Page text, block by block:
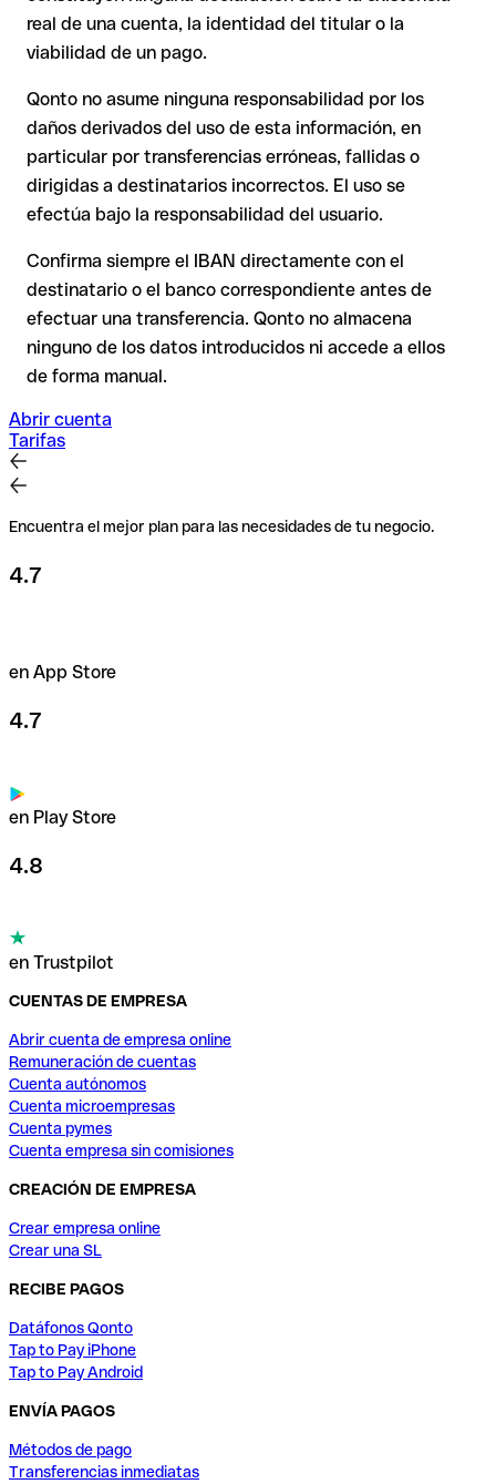
por escrito, especialmente en nuevas relaciones comerciales
o con importes elevados. La existencia de una cuenta solo
puede verificarla el propio Ing Direct Nv, Sucursal En Espana o
La devolución no está asegurada, especialmente si el
destinatario ya ha retirado el dinero.
En transferencias internacionales fuera del espacio SEPA, la
recuperación es considerablemente más compleja y conlleva
comisiones .
Recomendación: Verifica cada IBAN antes de una
transferencia con nuestro IBAN Checker gratuito y, en caso
de duda, confírmalo directamente con el destinatario. Esta
precaución es especialmente importante con importes
elevados o nuevas relaciones comerciales.
real de una cuenta, la identidad del titular o la
viabilidad de un pago.
Qonto no asume ninguna responsabilidad por los
daños derivados del uso de esta información, en
particular por transferencias erróneas, fallidas o
dirigidas a destinatarios incorrectos. El uso se
efectúa bajo la responsabilidad del usuario.
Confirma siempre el IBAN directamente con el
destinatario o el banco correspondiente antes de
efectuar una transferencia. Qonto no almacena
ninguno de los datos introducidos ni accede a ellos
de forma manual.
Abrir cuenta
Tarifas
Encuentra el mejor plan para las necesidades de tu negocio.
4.7
en App Store
4.7
en Play Store
4.8
en Trustpilot
CUENTAS DE EMPRESA
Abrir cuenta de empresa online
Remuneración de cuentas
Cuenta autónomos
Cuenta microempresas
Cuenta pymes
Cuenta empresa sin comisiones
CREACIÓN DE EMPRESA
Crear empresa online
Crear una SL
RECIBE PAGOS
Datáfonos Qonto
Tap to Pay iPhone
Tap to Pay Android
ENVÍA PAGOS
Métodos de pago
Transferencias inmediatas